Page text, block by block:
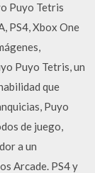
Puyo Tetris
PS4, Xbox One
Puyo Tetris, un
que
Puyo
de juego,
a un
Arcade. PS4 y